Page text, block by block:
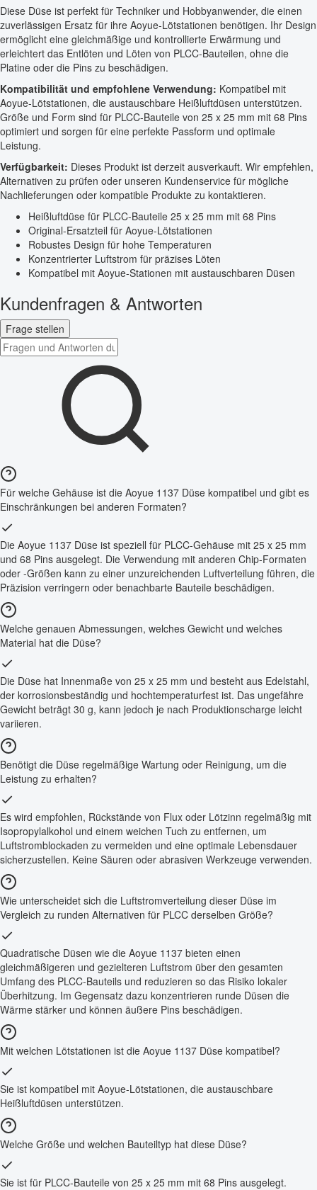
Diese Düse ist perfekt für Techniker und Hobbyanwender, die einen
zuverlässigen Ersatz für ihre Aoyue-Lötstationen benötigen. Ihr Design
ermöglicht eine gleichmäßige und kontrollierte Erwärmung und
erleichtert das Entlöten und Löten von PLCC-Bauteilen, ohne die
Platine oder die Pins zu beschädigen.
Kompatibilität und empfohlene Verwendung: Kompatibel mit
Aoyue-Lötstationen, die austauschbare Heißluftdüsen unterstützen.
Größe und Form sind für PLCC-Bauteile von 25 x 25 mm mit 68 Pins
optimiert und sorgen für eine perfekte Passform und optimale
Leistung.
Verfügbarkeit: Dieses Produkt ist derzeit ausverkauft. Wir empfehlen,
Alternativen zu prüfen oder unseren Kundenservice für mögliche
Nachlieferungen oder kompatible Produkte zu kontaktieren.
Heißluftdüse für PLCC-Bauteile 25 x 25 mm mit 68 Pins
Original-Ersatzteil für Aoyue-Lötstationen
Robustes Design für hohe Temperaturen
Konzentrierter Luftstrom für präzises Löten
Kompatibel mit Aoyue-Stationen mit austauschbaren Düsen
Kundenfragen & Antworten
Frage stellen
Für welche Gehäuse ist die Aoyue 1137 Düse kompatibel und gibt es
Einschränkungen bei anderen Formaten?
Die Aoyue 1137 Düse ist speziell für PLCC-Gehäuse mit 25 x 25 mm
und 68 Pins ausgelegt. Die Verwendung mit anderen Chip-Formaten
oder -Größen kann zu einer unzureichenden Luftverteilung führen, die
Präzision verringern oder benachbarte Bauteile beschädigen.
Welche genauen Abmessungen, welches Gewicht und welches
Material hat die Düse?
Die Düse hat Innenmaße von 25 x 25 mm und besteht aus Edelstahl,
der korrosionsbeständig und hochtemperaturfest ist. Das ungefähre
Gewicht beträgt 30 g, kann jedoch je nach Produktionscharge leicht
variieren.
Benötigt die Düse regelmäßige Wartung oder Reinigung, um die
Leistung zu erhalten?
Es wird empfohlen, Rückstände von Flux oder Lötzinn regelmäßig mit
Isopropylalkohol und einem weichen Tuch zu entfernen, um
Luftstromblockaden zu vermeiden und eine optimale Lebensdauer
sicherzustellen. Keine Säuren oder abrasiven Werkzeuge verwenden.
Wie unterscheidet sich die Luftstromverteilung dieser Düse im
Vergleich zu runden Alternativen für PLCC derselben Größe?
Quadratische Düsen wie die Aoyue 1137 bieten einen
gleichmäßigeren und gezielteren Luftstrom über den gesamten
Umfang des PLCC-Bauteils und reduzieren so das Risiko lokaler
Überhitzung. Im Gegensatz dazu konzentrieren runde Düsen die
Wärme stärker und können äußere Pins beschädigen.
Mit welchen Lötstationen ist die Aoyue 1137 Düse kompatibel?
Sie ist kompatibel mit Aoyue-Lötstationen, die austauschbare
Heißluftdüsen unterstützen.
Welche Größe und welchen Bauteiltyp hat diese Düse?
Sie ist für PLCC-Bauteile von 25 x 25 mm mit 68 Pins ausgelegt.